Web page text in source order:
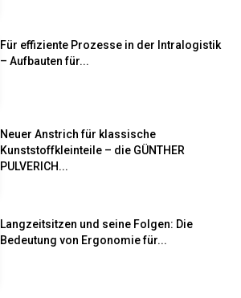
Für effiziente Prozesse in der Intralogistik
– Aufbauten für...
Neuer Anstrich für klassische
Kunststoffkleinteile – die GÜNTHER
PULVERICH...
Langzeitsitzen und seine Folgen: Die
Bedeutung von Ergonomie für...